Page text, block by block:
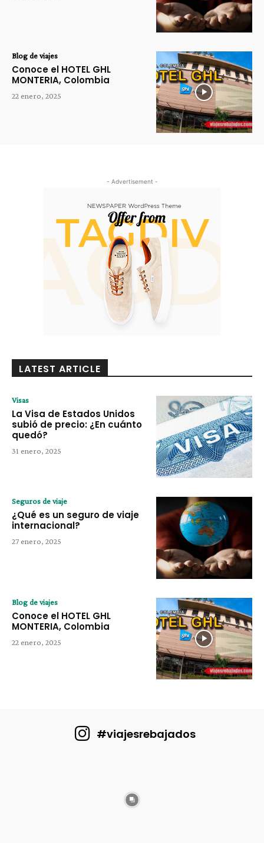
Blog de viajes
Conoce el HOTEL GHL
MONTERIA, Colombia
22 enero, 2025
- Advertisement -
LATEST ARTICLE
Visas
La Visa de Estados Unidos
subió de precio: ¿En cuánto
quedó?
31 enero, 2025
Seguros de viaje
¿Qué es un seguro de viaje
internacional?
27 enero, 2025
Blog de viajes
Conoce el HOTEL GHL
MONTERIA, Colombia
22 enero, 2025
#viajesrebajados